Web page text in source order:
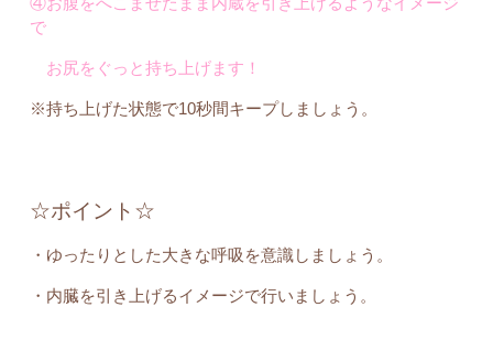
で
お尻をぐっと持ち上げます！
※持ち上げた状態で10秒間キープしましょう。
☆ポイント☆
・ゆったりとした大きな呼吸を意識しましょう。
・内臓を引き上げるイメージで行いましょう。